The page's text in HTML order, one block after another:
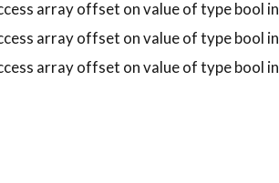
array offset on value of type bool in
array offset on value of type bool in
array offset on value of type bool in